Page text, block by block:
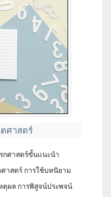
ศาสตร์
กศาสตร์ขั้นแนะนำ
าสตร์ การใช้บทนิยาม
ผล การพิสูจน์ประพจน์